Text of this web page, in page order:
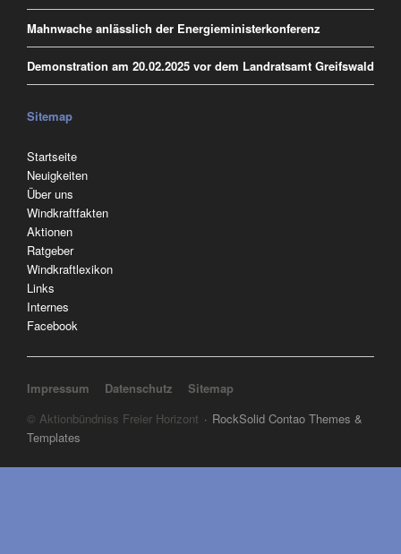
Mahnwache anlässlich der Energieministerkonferenz
Demonstration am 20.02.2025 vor dem Landratsamt Greifswald
Sitemap
Navigation
überspringen
Startseite
Neuigkeiten
Über uns
Windkraftfakten
Aktionen
Ratgeber
Windkraftlexikon
Links
Internes
Facebook
Navigation überspringen
Impressum Datenschutz
Sitemap
© Aktionbündniss Freier Horizont
RockSolid Contao Themes &
Templates